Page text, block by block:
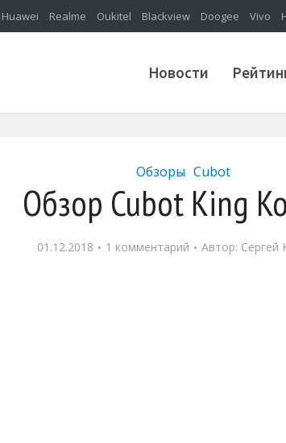
Huawei Realme Oukitel Blackview Doogee Vivo
Новости
Обзоры Cubot
Обзор Cubot King
01.12.2018 1 комментарий Автор: Сергей